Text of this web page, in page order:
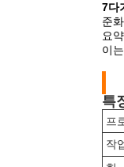
7다
준
요
이
특
프
작